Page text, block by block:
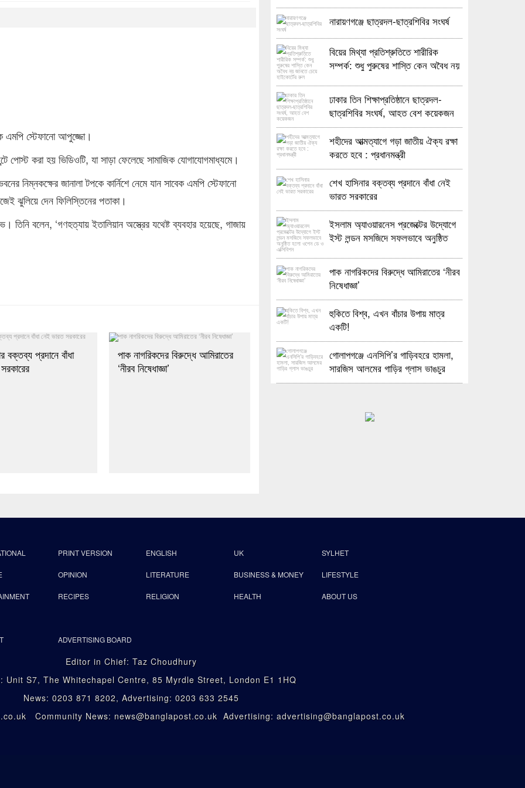
এমপি স্টেফানো আপুজ্জো।
পোস্ট করা হয় ভিডিওটি, যা সাড়া ফেলেছে সামাজিক যোগাযোগমাধ্যমে।
নিম্নকক্ষের জানালা টপকে কার্নিশে নেমে যান সাবেক এমপি স্টেফানো
ঝুলিয়ে দেন ফিলিস্তিনের পতাকা।
বলেন, ‘গণহত্যায় ইতালিয়ান অস্ত্রের যথেষ্ট ব্যবহার হয়েছে, গাজায়
বক্তব্য প্রদানে বাঁধা
পাক নাগরিকদের বিরুদ্ধে আমিরাতের
‘নীরব নিষেধাজ্ঞা’
নারায়ণগঞ্জে ছাত্রদল-ছাত্রশিবির সংঘর্ষ
বিয়ের মিথ্যা প্রতিশ্রুতিতে শারীরিক
সম্পর্ক: শুধু পুরুষের শাস্তি কেন অবৈধ নয়
ঢাকার তিন শিক্ষাপ্রতিষ্ঠানে ছাত্রদল-
ছাত্রশিবির সংঘর্ষ, আহত বেশ কয়েকজন
শহীদের আত্মত্যাগে গড়া জাতীয় ঐক্য রক্ষা
করতে হবে : প্রধানমন্ত্রী
শেখ হাসিনার বক্তব্য প্রদানে বাঁধা নেই
ভারত সরকারের
ইসলাম অ্যাওয়ারনেস প্রজেক্টের উদ্যোগে
ইস্ট লন্ডন মসজিদে সফলভাবে অনুষ্ঠিত
পাক নাগরিকদের বিরুদ্ধে আমিরাতের ‘নীরব
নিষেধাজ্ঞা’
হুকিতে বিশ্ব, এখন বাঁচার উপায় মাত্র
একটি!
গোলাপগঞ্জে এনসিপি’র গাড়িবহরে হামলা,
সারজিস আলমের গাড়ির গ্লাস ভাঙচুর
PRINT VERSION ENGLISH UK SYLHET
OPINION LITERATURE BUSINESS & MONEY LIFESTYLE
RECIPES RELIGION HEALTH ABOUT US
ADVERTISING BOARD
Editor in Chief: Taz Choudhury
Unit S7, The Whitechapel Centre, 85 Myrdle Street, London E1 1HQ
News: 0203 871 8202, Advertising: 0203 633 2545
Community News: news@banglapost.co.uk Advertising: advertising@banglapost.co.uk